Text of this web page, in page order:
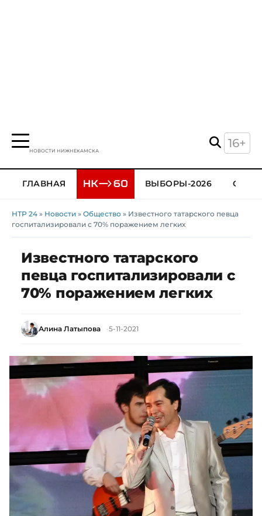
НОВОСТИ НИЖНЕКАМСКА
16+
ГЛАВНАЯ ВЫБОРЫ-2026
НТР 24 » Новости » Общество » Известного татарского певца
госпитализировали с 70% поражением легких
Известного татарского
певца госпитализировали с
70% поражением легких
Алина Латыпова 5-11-2021